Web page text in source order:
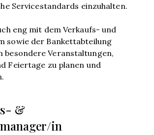
Servicestandards einzuhalten.
eng mit dem Verkaufs- und
sowie der Bankettabteilung
besondere Veranstaltungen,
Feiertage zu planen und
&
in